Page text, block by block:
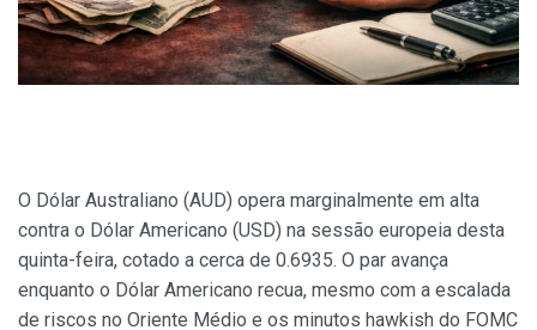
O Dólar Australiano (AUD) opera marginalmente em alta
contra o Dólar Americano (USD) na sessão europeia desta
quinta-feira, cotado a cerca de 0.6935. O par avança
enquanto o Dólar Americano recua, mesmo com a escalada
de riscos no Oriente Médio e os minutos hawkish do FOMC